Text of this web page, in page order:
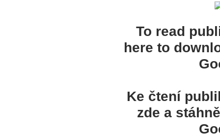
To read
here to
Ke čtení
zde a